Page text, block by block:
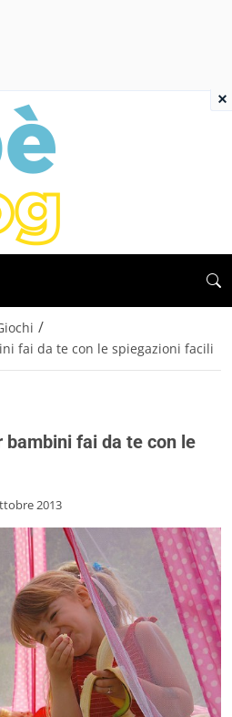
/
fai da te con le spiegazioni facili
bambini fai da te con le
2013
×